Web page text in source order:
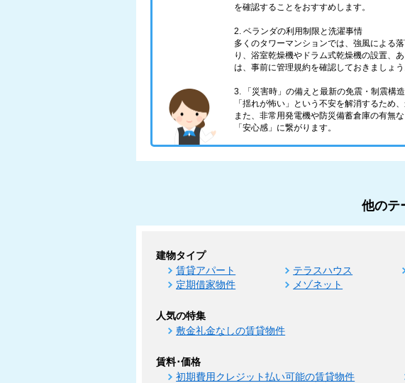
を確認することをおすすめします。
2. ベランダの利用制限と洗濯事情
多くのタワーマンションでは、強風による
り、浴室乾燥機やドラム式乾燥機の設置、
は、事前に管理規約を確認しておきましょう
3. 「災害時」の備えと最新の免震・制震構造
「揺れが怖い」という不安を解消するため
また、非常用発電機や防災備蓄倉庫の有無
「安心感」に繋がります。
他のテ
建物タイプ
賃貸アパート テラスハウス
定期借家物件
メゾネット
人気の特集
敷金礼金なしの賃貸物件
賃料･価格
初期費用クレジット払い可能の賃貸物件